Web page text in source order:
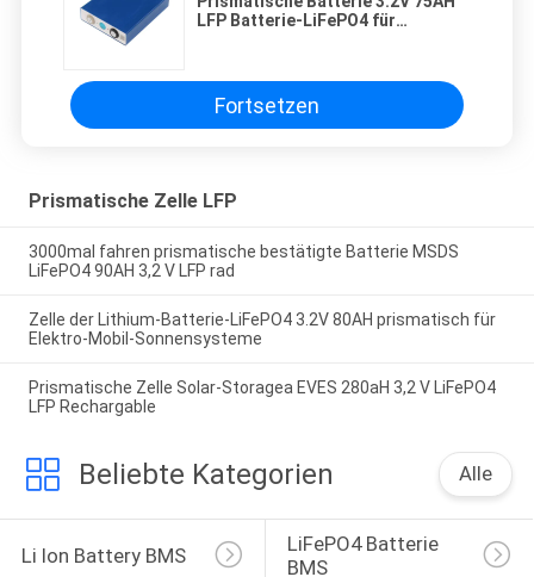
LFP Batterie-LiFePO4 für
Fortsetzen
Prismatische Zelle LFP
3000mal fahren prismatische bestätigte Batterie MSDS
LiFePO4 90AH 3,2 V LFP rad
Zelle der Lithium-Batterie-LiFePO4 3.2V 80AH prismatisch für
Elektro-Mobil-Sonnensysteme
Prismatische Zelle Solar-Storagea EVES 280aH 3,2 V LiFePO4
LFP Rechargable
Beliebte Kategorien Alle
Li Ion Battery BMS
LiFePO4 Batterie
BMS